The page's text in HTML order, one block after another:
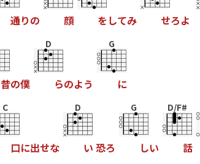
通りの 顔 をしてみ せろよ
昔の僕
D
らのよう
G
に
C
口に出せな
D
い 恐ろ
G
しい
D/F#
話